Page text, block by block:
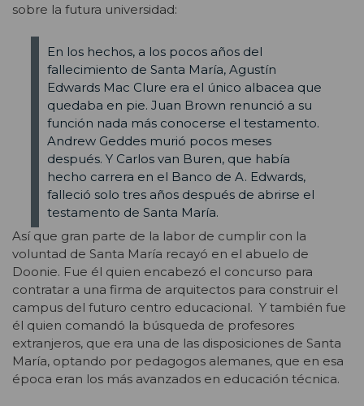
sobre la futura universidad:
En los hechos, a los pocos años del
fallecimiento de Santa María, Agustín
Edwards Mac Clure era el único albacea que
quedaba en pie. Juan Brown renunció a su
función nada más conocerse el testamento.
Andrew Geddes murió pocos meses
después. Y Carlos van Buren, que había
hecho carrera en el Banco de A. Edwards,
falleció solo tres años después de abrirse el
testamento de Santa María.
Así que gran parte de la labor de cumplir con la
voluntad de Santa María recayó en el abuelo de
Doonie. Fue él quien encabezó el concurso para
contratar a una firma de arquitectos para construir el
campus del futuro centro educacional. Y también fue
él quien comandó la búsqueda de profesores
extranjeros, que era una de las disposiciones de Santa
María, optando por pedagogos alemanes, que en esa
época eran los más avanzados en educación técnica.